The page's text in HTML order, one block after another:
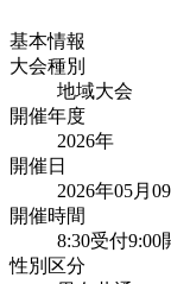
基本情報
大会種別
地域大会
開催年度
2026年
開催日
2026年05月
開催時間
8:30受付9:00
性別区分